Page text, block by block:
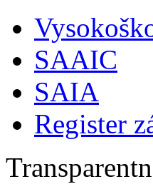
SAAIC
SAIA
Register